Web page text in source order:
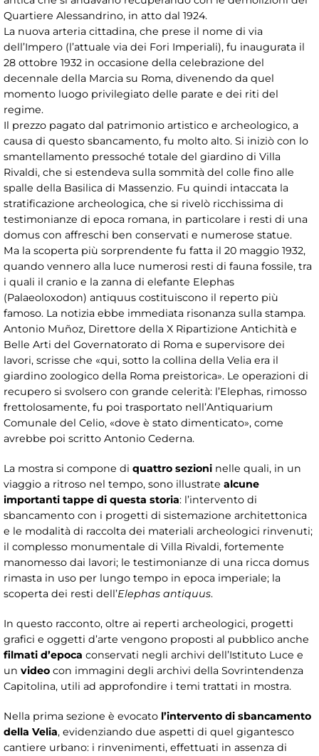
Quartiere Alessandrino, in atto dal 1924.
La nuova arteria cittadina, che prese il nome di via
dell’Impero (l’attuale via dei Fori Imperiali), fu inaugurata il
28 ottobre 1932 in occasione della celebrazione del
decennale della Marcia su Roma, divenendo da quel
momento luogo privilegiato delle parate e dei riti del
regime.
Il prezzo pagato dal patrimonio artistico e archeologico, a
causa di questo sbancamento, fu molto alto. Si iniziò con lo
smantellamento pressoché totale del giardino di Villa
Rivaldi, che si estendeva sulla sommità del colle fino alle
spalle della Basilica di Massenzio. Fu quindi intaccata la
stratificazione archeologica, che si rivelò ricchissima di
testimonianze di epoca romana, in particolare i resti di una
domus con affreschi ben conservati e numerose statue.
Ma la scoperta più sorprendente fu fatta il 20 maggio 1932,
quando vennero alla luce numerosi resti di fauna fossile, tra
i quali il cranio e la zanna di elefante Elephas
(Palaeoloxodon) antiquus costituiscono il reperto più
famoso. La notizia ebbe immediata risonanza sulla stampa.
Antonio Muñoz, Direttore della X Ripartizione Antichità e
Belle Arti del Governatorato di Roma e supervisore dei
lavori, scrisse che «qui, sotto la collina della Velia era il
giardino zoologico della Roma preistorica». Le operazioni di
recupero si svolsero con grande celerità: l’Elephas, rimosso
frettolosamente, fu poi trasportato nell’Antiquarium
Comunale del Celio, «dove è stato dimenticato», come
avrebbe poi scritto Antonio Cederna.
La mostra si compone di quattro sezioni nelle quali, in un
viaggio a ritroso nel tempo, sono illustrate alcune
importanti tappe di questa storia: l’intervento di
sbancamento con i progetti di sistemazione architettonica
e le modalità di raccolta dei materiali archeologici rinvenuti;
il complesso monumentale di Villa Rivaldi, fortemente
manomesso dai lavori; le testimonianze di una ricca domus
rimasta in uso per lungo tempo in epoca imperiale; la
scoperta dei resti dell’Elephas antiquus.
In questo racconto, oltre ai reperti archeologici, progetti
grafici e oggetti d’arte vengono proposti al pubblico anche
filmati d’epoca conservati negli archivi dell’Istituto Luce e
un video con immagini degli archivi della Sovrintendenza
Capitolina, utili ad approfondire i temi trattati in mostra.
Nella prima sezione è evocato l’intervento di sbancamento
della Velia, evidenziando due aspetti di quel gigantesco
cantiere urbano: i rinvenimenti, effettuati in assenza di